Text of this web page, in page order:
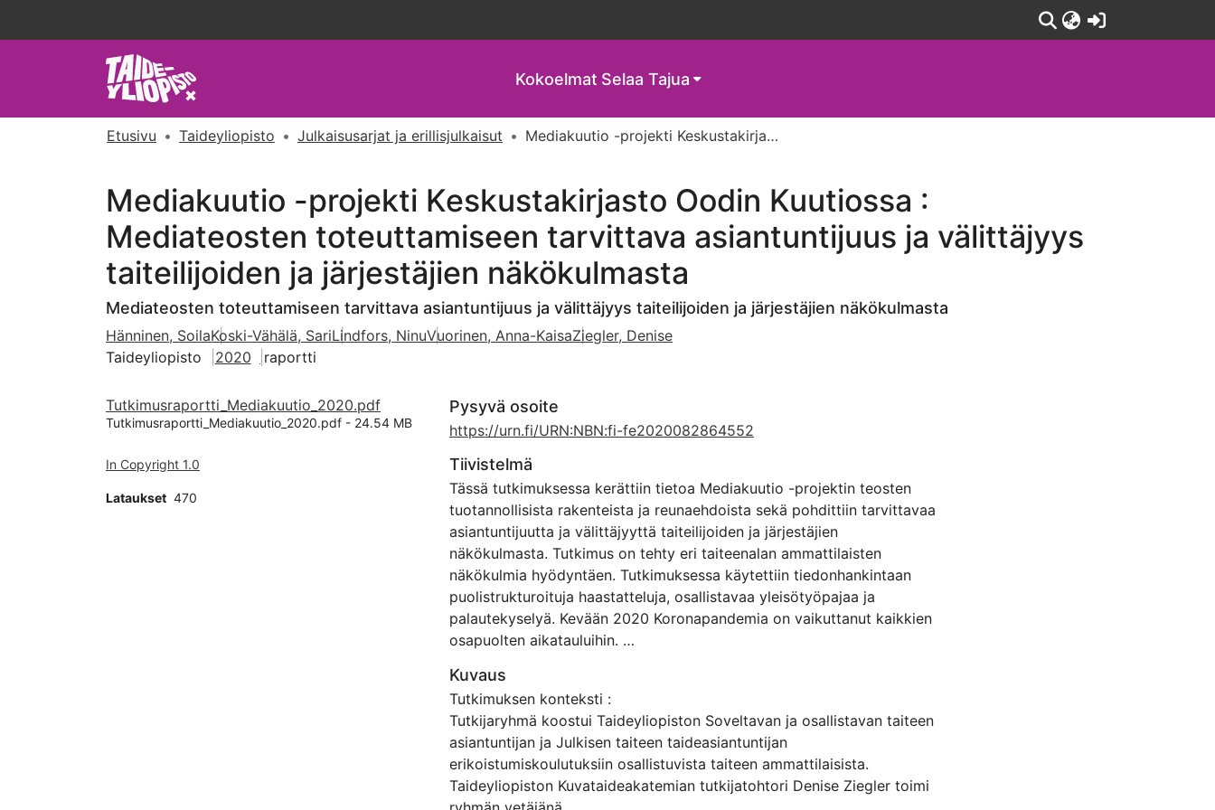
Kokoelmat Selaa Tajua
Etusivu Taideyliopisto Julkaisusarjat ja erillisjulkaisut Mediakuutio -projekti Keskustakirjasto Oodin Kuutiossa : Mediateosten toteuttamiseen tarvittava asiantuntijuus ja välittäjyys taiteilijoiden ja järjestäjien näkökulmasta
Mediakuutio -projekti Keskustakirjasto Oodin Kuutiossa :
Mediateosten toteuttamiseen tarvittava asiantuntijuus ja välittäjyys
taiteilijoiden ja järjestäjien näkökulmasta
Mediateosten toteuttamiseen tarvittava asiantuntijuus ja välittäjyys taiteilijoiden ja järjestäjien näkökulmasta
Hänninen, SoilaKoski-Vähälä, SariLindfors, NinuVuorinen, Anna-KaisaZiegler, Denise
Taideyliopisto
2020 raportti
Tutkimusraportti_Mediakuutio_2020.pdf
Tutkimusraportti_Mediakuutio_2020.pdf - 24.54 MB
In Copyright 1.0
Lataukset 470
Pysyvä osoite
https://urn.fi/URN:NBN:fi-fe2020082864552
Tiivistelmä
Tässä tutkimuksessa kerättiin tietoa Mediakuutio -projektin teosten
tuotannollisista rakenteista ja reunaehdoista sekä pohdittiin tarvittavaa
asiantuntijuutta ja välittäjyyttä taiteilijoiden ja järjestäjien
näkökulmasta. Tutkimus on tehty eri taiteenalan ammattilaisten
näkökulmia hyödyntäen. Tutkimuksessa käytettiin tiedonhankintaan
puolistrukturoituja haastatteluja, osallistavaa yleisötyöpajaa ja
palautekyselyä. Kevään 2020 Koronapandemia on vaikuttanut kaikkien
osapuolten aikatauluihin.
Kuutio julkisena tilana, Keskustakirjasto Oodissa, nähtiin kutsuvana
konseptina media-taiteelle ja esitysalustana, joka poikkeaa “valkoisen
kuution” perinteestä. Taiteilijoille järjestetty työpaja koettiin hyväksi
tavaksi hahmottaa ja sisäistää uutta teknologiaa ja esittämisen tapaa.
Huolta aiheutti taiteilijan palkkion suuntautuminen suoraan teknisen
avun, eli koodausasiantuntijan palkkaukseen. Projektin kipupisteenä oli
Kuvaus
Tutkimuksen konteksti :
Tutkijaryhmä koostui Taideyliopiston Soveltavan ja osallistavan taiteen
asiantuntijan ja Julkisen taiteen taideasiantuntijan
erikoistumiskoulutuksiin osallistuvista taiteen ammattilaisista.
Taideyliopiston Kuvataideakatemian tutkijatohtori Denise Ziegler toimi